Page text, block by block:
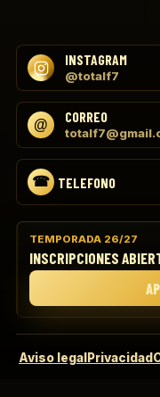
INSTAGRAM
@totalf7
CORREO
TELEFONO
TEMPORADA 26/27
INSCRIPCIONES
Aviso legal Privacidad